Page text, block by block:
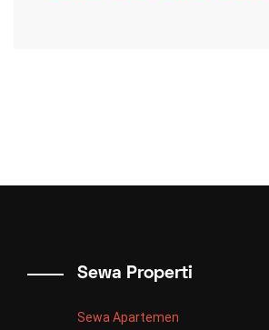
Sewa Properti
Sewa Apartemen